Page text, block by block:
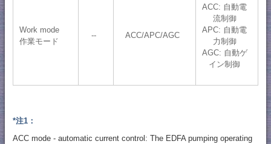
Work mode
作業モード
-- ACC/APC/AGC
ACC: 自動電
流制御
APC: 自動電
力制御
AGC: 自動ゲ
イン制御
*注1：
ACC mode - automatic current control: The EDFA pumping operating